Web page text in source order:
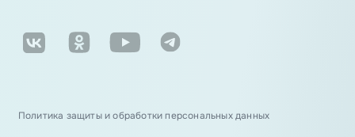
Политика защиты и обработки персональных данных